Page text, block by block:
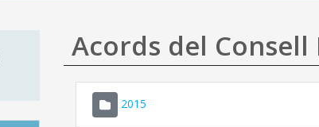
Acords del Consell
2015